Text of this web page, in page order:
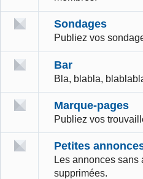
Sondages
Publiez vos
Bar
Bla, blabla,
Marque-pages
Publiez vos
Petites
Les annonces sans
supprimées.